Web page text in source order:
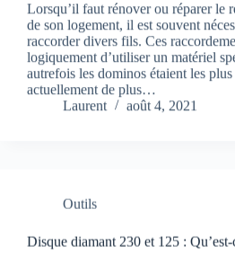
Lorsqu’il faut rénover ou réparer le
de son logement, il est souvent
raccorder divers fils. Ces
logiquement d’utiliser un matériel
autrefois les dominos étaient les
actuellement de plus…
Laurent
août 4, 2021
Outils
Disque diamant 230 et 125 : Qu’est-